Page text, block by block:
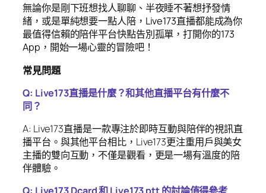
無論你是剛下班想找人聊聊、半夜睡不著想抒發情
緒，或是單純想要一點人陪，Live173直播都能成為你
最值得信賴的陪伴平台快點告別孤單，打開你的173
App，開始一場心靈的冒險吧！
常見問題
Q: Live173直播是什麼？和其他直播平台有什麼不
同？
A: Live173直播是一款專注於即時互動與陪伴的視訊直
播平台。與其他平台相比，Live173更注重用戶與美女
主播的雙向互動，不僅是觀看，更是一場有溫度的陪
伴體驗。